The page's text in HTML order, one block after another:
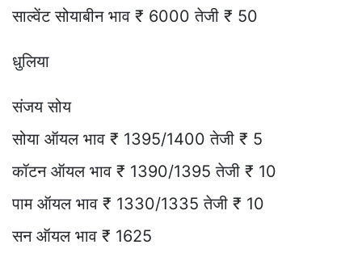
साल्वेंट सोयाबीन भाव ₹ 6000 तेजी ₹ 50
धुलिया
संजय सोय
सोया ऑयल भाव ₹ 1395/1400 तेजी ₹ 5
कॉटन ऑयल भाव ₹ 1390/1395 तेजी ₹ 10
पाम ऑयल भाव ₹ 1330/1335 तेजी ₹ 10
सन ऑयल भाव ₹ 1625